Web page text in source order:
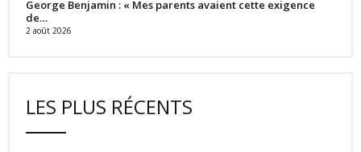
George Benjamin : « Mes parents avaient cette exigence
de…
2 août 2026
LES PLUS RÉCENTS